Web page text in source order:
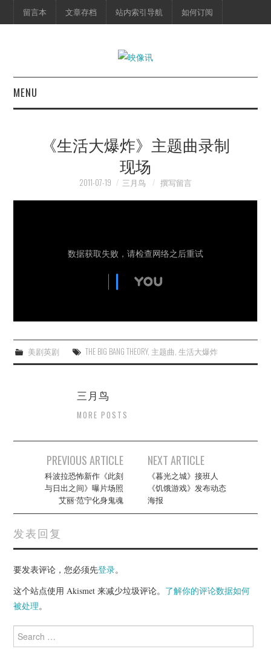
留言本 文章存档 站内索引导航 如何订阅
MENU
映像快讯
电影档期
推荐电影
《生活大爆炸》主题曲录制
现场
2011-07-19 三月鸟 撰写留言
美剧英剧 THE BIG BANG THEORY, 主题曲, 生活大爆炸
三月鸟
MORE POSTS
navigation
PREVIOUS ARTICLE
科波拉恐怖新作《此刻
与日出之间》曝片场照
艾丽·范宁化身鬼魂
NEXT ARTICLE
《暮光之城》接班人
《饥饿游戏》发布动态
海报
发表回复
要发表评论，您必须先登录。
这个站点使用 Akismet 来减少垃圾评论。 了解你的评论数据如何
被处理。
Search
for: